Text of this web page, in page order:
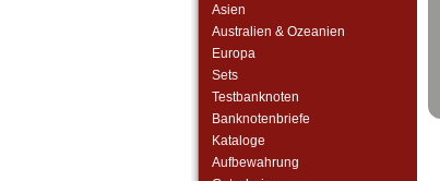
Heiligendamm
Helmbrechts
Asien
Australien & Ozeanien
Europa
Sets
Testbanknoten
Banknotenbriefe
Kataloge
Aufbewahrung